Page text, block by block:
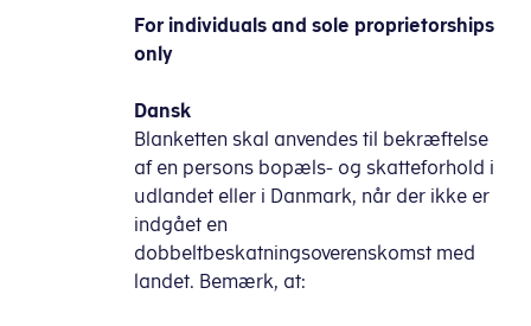
For individuals and sole proprietorships
only
Dansk
Blanketten skal anvendes til bekræftelse
af en persons bopæls- og skatteforhold i
udlandet eller i Danmark, når der ikke er
indgået en
dobbeltbeskatningsoverenskomst med
landet. Bemærk, at: